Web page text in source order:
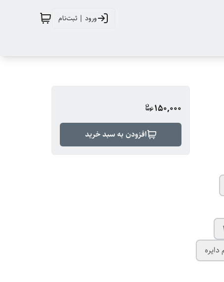
ورود | ثبت‌نام
دایره
150,000
افزودن به سبد خرید